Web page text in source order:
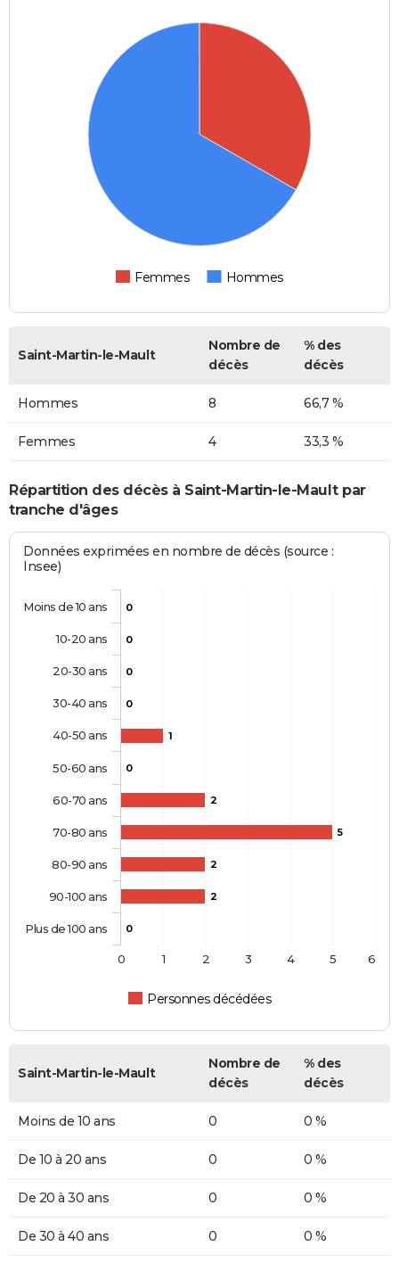
Femmes Hommes
Saint-Martin-le-Mault
Nombre de
décès
% des
décès
Hommes 8 66,7 %
Femmes 4 33,3 %
Répartition des décès à Saint-Martin-le-Mault par
tranche d'âges
Données exprimées en nombre de décès (source :
Insee)
0
0
0
0
1
0
2
5
2
2
0
Personnes décédées
Moins de 10 ans
10-20 ans
20-30 ans
30-40 ans
40-50 ans
50-60 ans
60-70 ans
70-80 ans
80-90 ans
90-100 ans
Plus de 100 ans
0 1 2 3 4 5 6
Saint-Martin-le-Mault
Nombre de
décès
% des
décès
Moins de 10 ans 0 0 %
De 10 à 20 ans 0 0 %
De 20 à 30 ans 0 0 %
De 30 à 40 ans 0 0 %